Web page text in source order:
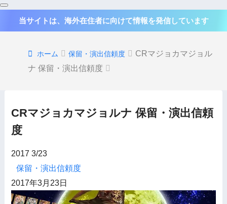
当サイトは、海外在住者に向けて情報を発信しています
ホーム 保留・演出信頼度
CRマジョカマジョル
ナ 保留・演出信頼度
CRマジョカマジョルナ 保留・演出信頼
度
2017 3/23
保留・演出信頼度
2017年3月23日